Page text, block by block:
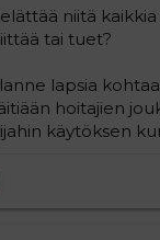
niitä
tai tuet?
lapsia
hoitajien
käytöksen